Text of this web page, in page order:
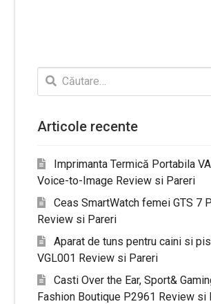
Caută
după:
Articole recente
Imprimanta Termică Portabila
Voice-to-Image Review si Pareri
Ceas SmartWatch femei GTS 7
Review si Pareri
Aparat de tuns pentru caini si
VGL001 Review si Pareri
Casti Over the Ear, Sport&
Fashion Boutique P2961 Review si